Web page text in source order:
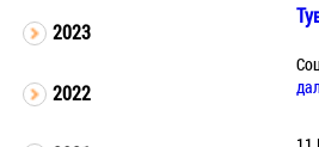
2023
2022